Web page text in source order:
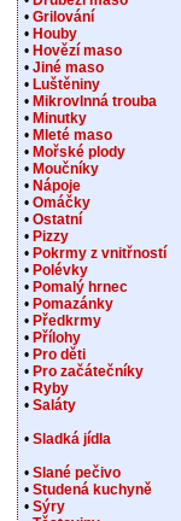
• Grilování
• Houby
• Hovězí maso
• Jiné maso
• Luštěniny
• Mikrovlnná trouba
• Minutky
• Mleté maso
• Mořské plody
• Moučníky
• Nápoje
• Omáčky
• Ostatní
• Pizzy
• Pokrmy z vnitřností
• Polévky
• Pomalý hrnec
• Pomazánky
• Předkrmy
• Přílohy
• Pro děti
• Pro začátečníky
• Ryby
• Saláty
• Sladká jídla
• Slané pečivo
• Studená kuchyně
• Sýry